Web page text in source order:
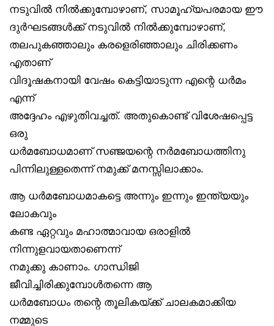
നടുവിൽ നിൽക്കുമ്പോഴാണ്, സാമൂഹ്യപരമായ ഈ
ദുർഘടങ്ങൾക്ക് നടുവിൽ നിൽക്കുമ്പോഴാണ്,
തലപുകഞ്ഞാലും കരളെരിഞ്ഞാലും ചിരിക്കണം
എതാണ്
വിദൂഷകനായി വേഷം കെട്ടിയാടുന്ന എന്റെ ധർമം
എന്ന്
അദ്ദേഹം എഴുതിവച്ചത്. അതുകൊണ്ട് വിശേഷപ്പെട്ട
ഒരു
ധർമബോധമാണ് സഞ്ജയന്റെ നർമബോധത്തിനു
പിന്നിലുള്ളതെന്ന് നമുക്ക് മനസ്സിലാക്കാം.
ആ ധർമബോധമാകട്ടെ അന്നും ഇന്നും ഇന്ത്യയും
ലോകവും
കണ്ട ഏറ്റവും മഹാത്മാവായ ഒരാളിൽ
നിന്നുളവായതാണെന്ന്
നമുക്കു കാണാം. ഗാന്ധിജി
ജീവിച്ചിരിക്കുമ്പോൾതന്നെ ആ
ധർമബോധം തന്റെ തൂലികയ്ക്ക് ചാലകമാക്കിയ
നമ്മുടെ